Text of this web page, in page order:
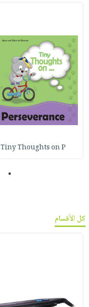
Tiny Thoughts on P
1
كل الأقسام